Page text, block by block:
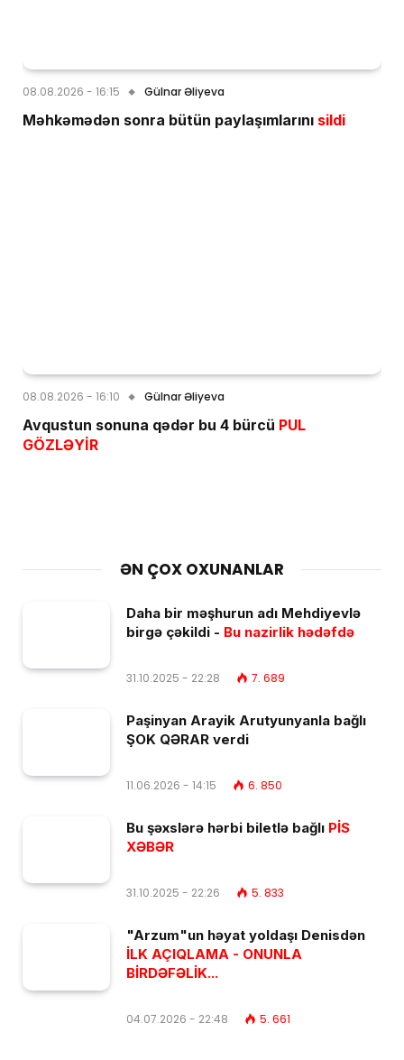
08.08.2026 - 16:15 Gülnar Əliyeva
Məhkəmədən sonra bütün paylaşımlarını sildi
08.08.2026 - 16:10 Gülnar Əliyeva
Avqustun sonuna qədər bu 4 bürcü PUL
GÖZLƏYİR
ƏN ÇOX OXUNANLAR
Daha bir məşhurun adı Mehdiyevlə
birgə çəkildi - Bu nazirlik hədəfdə
31.10.2025 - 22:28 7. 689
Paşinyan Arayik Arutyunyanla bağlı
ŞOK QƏRAR verdi
11.06.2026 - 14:15 6. 850
Bu şəxslərə hərbi biletlə bağlı PİS
XƏBƏR
31.10.2025 - 22:26 5. 833
"Arzum"un həyat yoldaşı Denisdən
İLK AÇIQLAMA - ONUNLA
BİRDƏFƏLİK...
04.07.2026 - 22:48 5. 661